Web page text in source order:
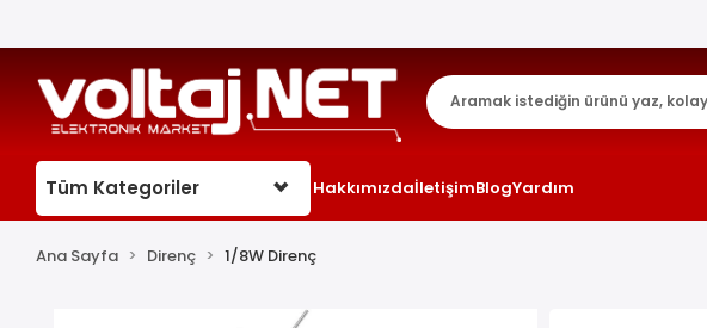
Tüm Kategoriler HakkımızdaİletişimBlogYardım
Ana Sayfa Direnç 1/8W Direnç